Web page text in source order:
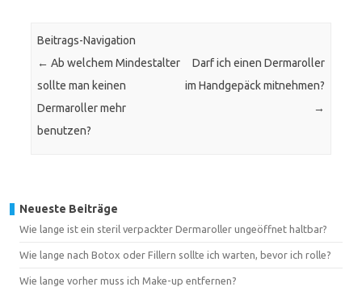
Beitrags-Navigation
← Ab welchem Mindestalter
sollte man keinen
Dermaroller mehr
benutzen?
Darf ich einen Dermaroller
im Handgepäck mitnehmen?
→
Neueste Beiträge
Wie lange ist ein steril verpackter Dermaroller ungeöffnet haltbar?
Wie lange nach Botox oder Fillern sollte ich warten, bevor ich rolle?
Wie lange vorher muss ich Make-up entfernen?